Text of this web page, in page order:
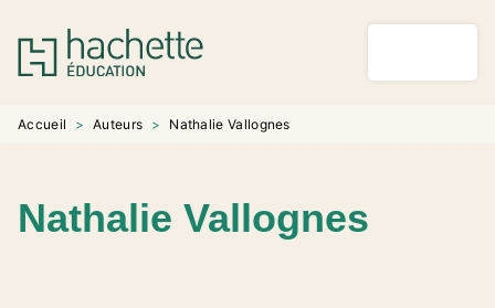
MENU RECHERCHE
PIED DE PAGE
Accueil > Auteurs > Nathalie Vallognes
Nathalie Vallognes